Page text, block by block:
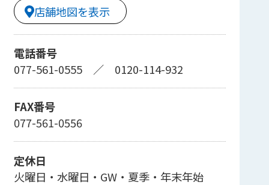
店舗地図を表示
電話番号
077-561-0555／ 0120-114-932
FAX番号
077-561-0556
定休日
火曜日・水曜日・GW・夏季・年末年始